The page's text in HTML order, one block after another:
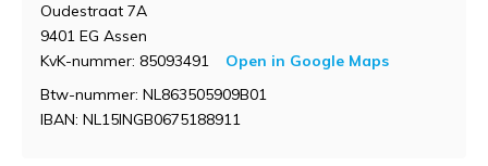
Oudestraat 7A
9401 EG Assen
KvK-nummer: 85093491
Open in Google Maps
Btw-nummer: NL863505909B01
IBAN: NL15INGB0675188911